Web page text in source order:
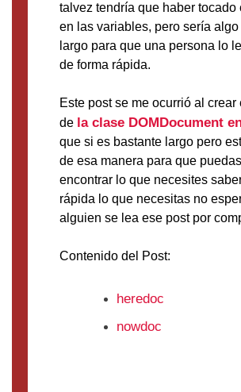
talvez tendría que haber tocado
en las variables, pero sería
largo para que una persona lo
de forma rápida.
Este post se me ocurrió al crear
de la clase DOMDocument
que si es bastante largo pero
de esa manera para que puedas
encontrar lo que necesites
rápida lo que necesitas no
alguien se lea ese post por
Contenido del Post:
heredoc
nowdoc